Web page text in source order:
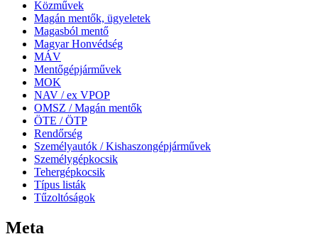
Közművek
Magán mentők, ügyeletek
Magasból mentő
Magyar Honvédség
MÁV
Mentőgépjárművek
MOK
NAV / ex VPOP
OMSZ / Magán mentők
ÖTE / ÖTP
Rendőrség
Személyautók / Kishaszongépjárművek
Személygépkocsik
Tehergépkocsik
Típus listák
Tűzoltóságok
Meta